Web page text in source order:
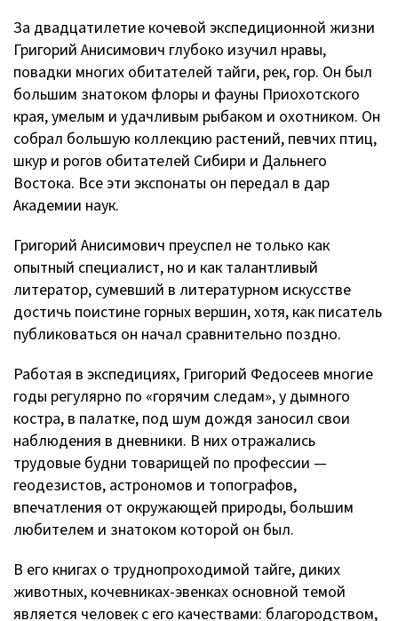
За двадцатилетие кочевой экспедиционной жизни
Григорий Анисимович глубоко изучил нравы,
повадки многих обитателей тайги, рек, гор. Он был
большим знатоком флоры и фауны Приохотского
края, умелым и удачливым рыбаком и охотником. Он
собрал большую коллекцию растений, певчих птиц,
шкур и рогов обитателей Сибири и Дальнего
Востока. Все эти экспонаты он передал в дар
Академии наук.
Григорий Анисимович преуспел не только как
опытный специалист, но и как талантливый
литератор, сумевший в литературном искусстве
достичь поистине горных вершин, хотя, как писатель
публиковаться он начал сравнительно поздно.
Работая в экспедициях, Григорий Федосеев многие
годы регулярно по «горячим следам», у дымного
костра, в палатке, под шум дождя заносил свои
наблюдения в дневники. В них отражались
трудовые будни товарищей по профессии —
геодезистов, астрономов и топографов,
впечатления от окружающей природы, большим
любителем и знатоком которой он был.
В его книгах о труднопроходимой тайге, диких
животных, кочевниках-эвенках основной темой
является человек с его качествами: благородством,